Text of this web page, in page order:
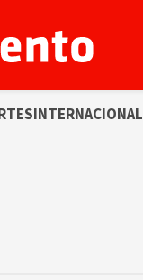
INTERNACIONAL